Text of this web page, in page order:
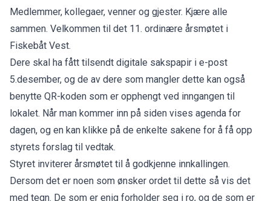
Medlemmer, kollegaer, venner og gjester. Kjære alle
sammen. Velkommen til det 11. ordinære årsmøtet i
Fiskebåt Vest.
Dere skal ha fått tilsendt digitale sakspapir i e-post
5.desember, og de av dere som mangler dette kan også
benytte QR-koden som er opphengt ved inngangen til
lokalet. Når man kommer inn på siden vises agenda for
dagen, og en kan klikke på de enkelte sakene for å få opp
styrets forslag til vedtak.
Styret inviterer årsmøtet til å godkjenne innkallingen.
Dersom det er noen som ønsker ordet til dette så vis det
med tegn. De som er enig forholder seg i ro, og de som er